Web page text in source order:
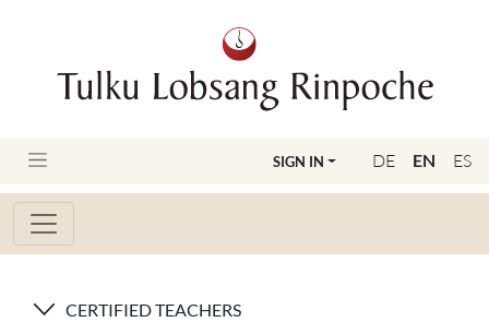
DE EN ES
SIGN IN
CERTIFIED TEACHERS